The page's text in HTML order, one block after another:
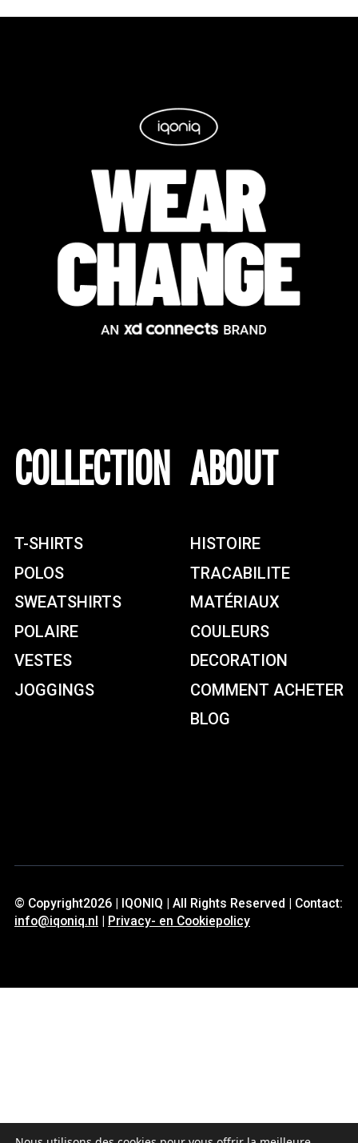
COLLECTION
T-SHIRTS
POLOS
SWEATSHIRTS
POLAIRE
VESTES
JOGGINGS
ABOUT
HISTOIRE
TRACABILITE
MATÉRIAUX
COULEURS
DECORATION
COMMENT ACHETER
BLOG
© Copyright2026 | IQONIQ | All Rights Reserved | Contact:
info@iqoniq.nl
Privacy- en Cookiepolicy